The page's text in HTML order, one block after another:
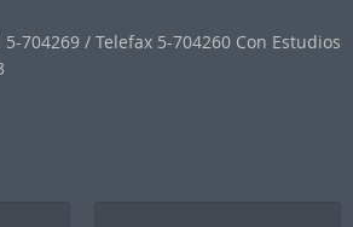
704269 / Telefax 5-704260 Con Estudios